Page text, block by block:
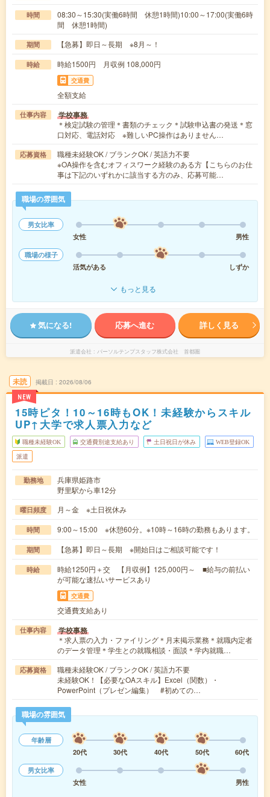
時間
08:30～15:30(実働6時間 休憩1時間)10:00～17:00(実働6時
間 休憩1時間)
期間 【急募】即日～長期 ※8月～！
時給 時給1500円 月収例 108,000円
交通費
全額支給
仕事内容 学校事務
＊検定試験の管理＊書類のチェック＊試験申込書の発送＊窓
口対応、電話対応 ※難しいPC操作はありません…
応募資格
職種未経験OK / ブランクOK / 英語力不要
※OA操作を含むオフィスワーク経験のある方【こちらのお仕
事は下記のいずれかに該当する方のみ、応募可能…
職場の雰囲気
男女比率
女性
男性
職場の様子
活気がある
しずか
もっと見る
気になる! 応募へ進む 詳しく見る
派遣会社 パーソルテンプスタッフ株式会社 首都圏
未読
NEW
掲載日 2026/08/06
15時ピタ！10～16時もOK！未経験からスキル
UP↑大学で求人票入力など
職種未経験OK 交通費別途支給あり 土日祝日が休み WEB登録OK
派遣
勤務地
兵庫県姫路市
野里駅から車12分
曜日頻度 月～金 ※土日祝休み
時間 9:00～15:00 ※休憩60分。※10時～16時の勤務もあります。
期間 【急募】即日～長期 ※開始日はご相談可能です！
時給
時給1250円＋交 【月収例】125,000円～ ■給与の前払い
が可能な速払いサービスあり
交通費
交通費支給あり
仕事内容 学校事務
＊求人票の入力・ファイリング＊月末掲示業務＊就職内定者
のデータ管理＊学生との就職相談・面談＊学内就職…
応募資格
職種未経験OK / ブランクOK / 英語力不要
未経験OK！【必要なOAスキル】Excel（関数）・
PowerPoint（プレゼン編集） #初めての…
職場の雰囲気
年齢層
20代
30代 40代 50代
60代
男女比率
女性
男性